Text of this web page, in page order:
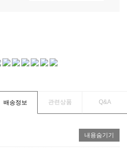
배송정보 관련상품 Q&A
내용숨기기